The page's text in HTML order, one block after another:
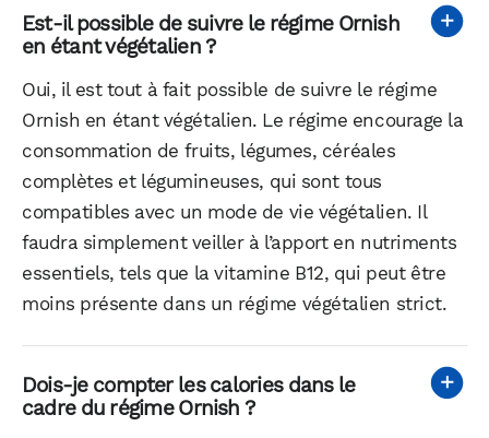
Est-il possible de suivre le régime Ornish
en étant végétalien ?
Oui, il est tout à fait possible de suivre le régime
Ornish en étant végétalien. Le régime encourage la
consommation de fruits, légumes, céréales
complètes et légumineuses, qui sont tous
compatibles avec un mode de vie végétalien. Il
faudra simplement veiller à l’apport en nutriments
essentiels, tels que la vitamine B12, qui peut être
moins présente dans un régime végétalien strict.
Dois-je compter les calories dans le
cadre du régime Ornish ?